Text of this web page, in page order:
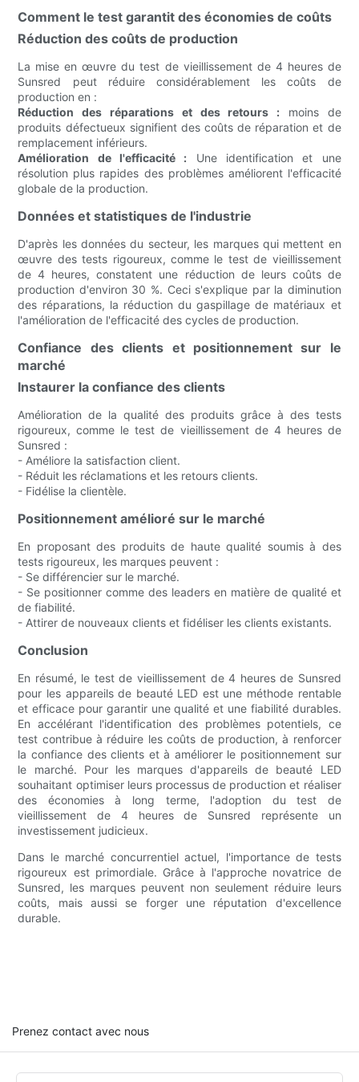
Comment le test garantit des économies de coûts
Réduction des coûts de production
La mise en œuvre du test de vieillissement de 4 heures de
Sunsred peut réduire considérablement les coûts de
production en :
Réduction des réparations et des retours : moins de
produits défectueux signifient des coûts de réparation et de
remplacement inférieurs.
Amélioration de l'efficacité : Une identification et une
résolution plus rapides des problèmes améliorent l'efficacité
globale de la production.
Données et statistiques de l'industrie
D'après les données du secteur, les marques qui mettent en
œuvre des tests rigoureux, comme le test de vieillissement
de 4 heures, constatent une réduction de leurs coûts de
production d'environ 30 %. Ceci s'explique par la diminution
des réparations, la réduction du gaspillage de matériaux et
l'amélioration de l'efficacité des cycles de production.
Confiance des clients et positionnement sur le
marché
Instaurer la confiance des clients
Amélioration de la qualité des produits grâce à des tests
rigoureux, comme le test de vieillissement de 4 heures de
Sunsred :
- Améliore la satisfaction client.
- Réduit les réclamations et les retours clients.
- Fidélise la clientèle.
Positionnement amélioré sur le marché
En proposant des produits de haute qualité soumis à des
tests rigoureux, les marques peuvent :
- Se différencier sur le marché.
- Se positionner comme des leaders en matière de qualité et
de fiabilité.
- Attirer de nouveaux clients et fidéliser les clients existants.
Conclusion
En résumé, le test de vieillissement de 4 heures de Sunsred
pour les appareils de beauté LED est une méthode rentable
et efficace pour garantir une qualité et une fiabilité durables.
En accélérant l'identification des problèmes potentiels, ce
test contribue à réduire les coûts de production, à renforcer
la confiance des clients et à améliorer le positionnement sur
le marché. Pour les marques d'appareils de beauté LED
souhaitant optimiser leurs processus de production et réaliser
des économies à long terme, l'adoption du test de
vieillissement de 4 heures de Sunsred représente un
investissement judicieux.
Dans le marché concurrentiel actuel, l'importance de tests
rigoureux est primordiale. Grâce à l'approche novatrice de
Sunsred, les marques peuvent non seulement réduire leurs
coûts, mais aussi se forger une réputation d'excellence
durable.
Prenez contact avec nous